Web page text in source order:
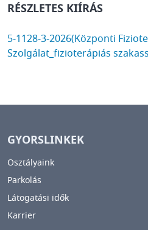
RÉSZLETES KIÍRÁS
DOCUMENT
5-1128-3-2026(Központi
Szolgálat_fizioterápiás
GYORSLINKEK
Osztályaink
Parkolás
Látogatási idők
Karrier